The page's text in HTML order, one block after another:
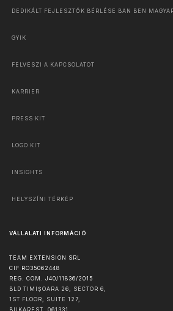
DEDIKÁLT FEJLESZTŐK BÉRLÉSE BAN BEN
GYIK
FELVESZI A KAPCSOLATOT
KARRIER
PRESS KIT
LOGO KIT
INSIGHTS
HELYSZÍNI TÉRKÉP
VÁLLALATI INFORMÁCIÓ
TEAM EXTENSION SRL
CIF RO35062448
REG. COM. J40/11836/2015
BLD TIMIȘOARA 26, SECTOR 6,
1ST FLOOR, SUITE 127,
BUKAREST
061331